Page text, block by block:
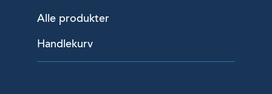
Alle produkter
Handlekurv